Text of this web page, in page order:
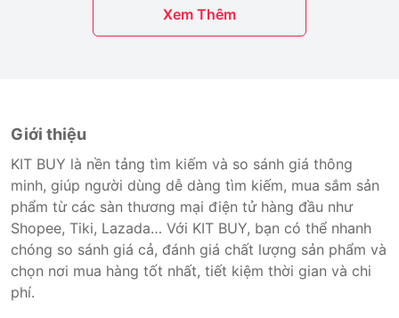
Xem Thêm
Giới thiệu
KIT BUY là nền tảng tìm kiếm và so sánh giá thông
minh, giúp người dùng dễ dàng tìm kiếm, mua sắm sản
phẩm từ các sàn thương mại điện tử hàng đầu như
Shopee, Tiki, Lazada… Với KIT BUY, bạn có thể nhanh
chóng so sánh giá cả, đánh giá chất lượng sản phẩm và
chọn nơi mua hàng tốt nhất, tiết kiệm thời gian và chi
phí.